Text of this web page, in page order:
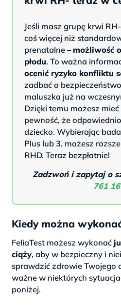
Jeśli masz grupę krwi
coś więcej niż
prenatalne –możliwość
płodu. To ważna
ocenić ryzyko konfliktu
zadbać o
maluszka już na
Dzięki temu możesz
pewność, że
dziecko. Wybierając
Plus lub 3, możesz
RHD. Teraz bezpłatnie!
Zadzwoń i zapytaj o
761
Kiedy można
FeliaTest możesz wykonać
ciąży, aby w bezpieczny i
sprawdzić zdrowie Twojego
ważne w niektórych
poniżej.